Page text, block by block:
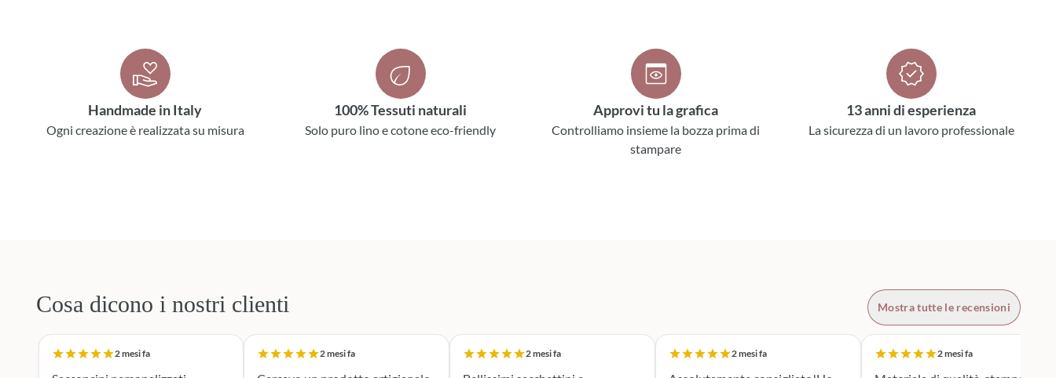
Handmade in Italy
Ogni creazione è realizzata su misura
100% Tessuti naturali
Solo puro lino e cotone eco-friendly
Approvi tu la grafica
Controlliamo insieme la bozza prima di
stampare
13 anni di esperienza
La sicurezza di un lavoro professionale
Cosa dicono i nostri clienti Mostra tutte le recensioni
2 mesi fa 2 mesi fa 2 mesi fa 2 mesi fa 2 mesi fa